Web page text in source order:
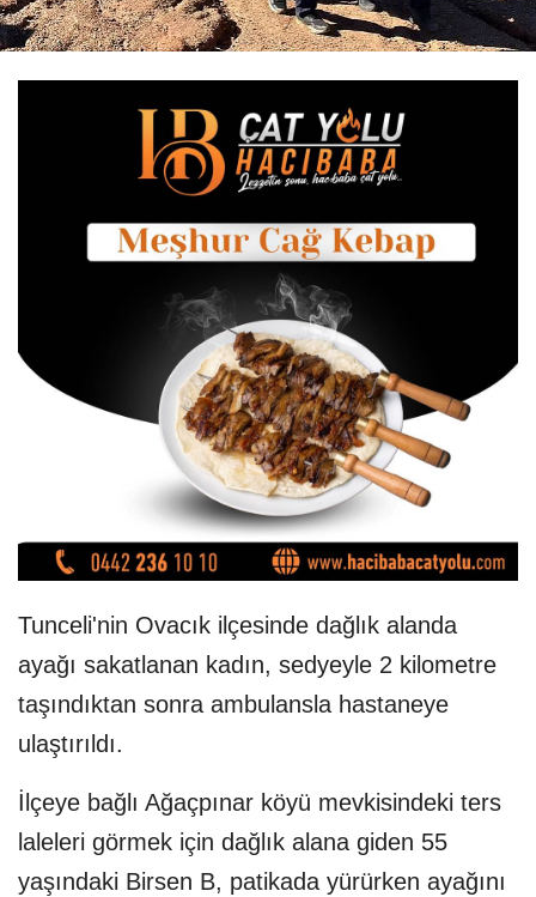
Tunceli'nin Ovacık ilçesinde dağlık alanda
ayağı sakatlanan kadın, sedyeyle 2 kilometre
taşındıktan sonra ambulansla hastaneye
ulaştırıldı.
İlçeye bağlı Ağaçpınar köyü mevkisindeki ters
laleleri görmek için dağlık alana giden 55
yaşındaki Birsen B, patikada yürürken ayağını